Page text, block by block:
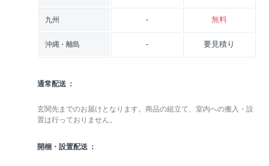
九州 - 無料
沖縄・離島 - 要見積り
通常配送
玄関先までのお届けとなります。商品の組立て、室内への搬入・設
置は行っておりません。
開梱・設置配送